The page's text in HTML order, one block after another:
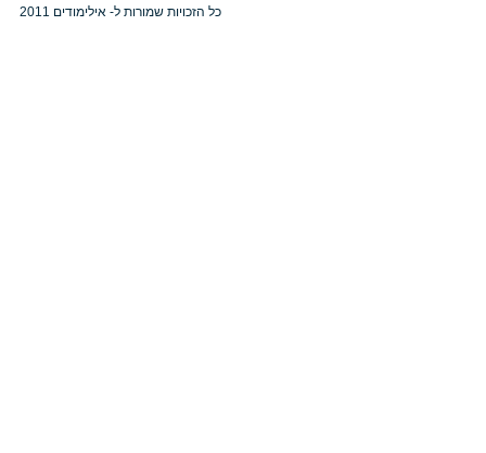
כל הזכויות שמורות ל- אילימודים 2011